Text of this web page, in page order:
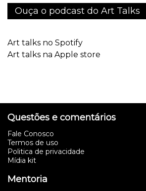
Ouça o podcast do Art Talks
Art talks no Spotify
Art talks na Apple store
Questões e comentários
Fale Conosco
Termos de uso
Politica de privacidade
Mídia kit
Mentoria